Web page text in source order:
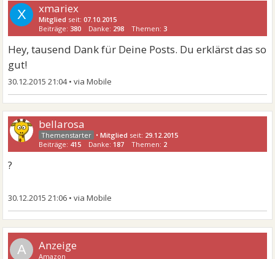
X xmariex
Mitglied seit:07.10.2015
Beiträge: 380 Danke: 298 Themen: 3
Hey, tausend Dank für Deine Posts. Du erklärst das so
gut!
30.12.2015 21:04•
bellarosa
•Mitglied seit: 29.12.2015
Beiträge: 415 Danke: 187 Themen: 2
?
30.12.2015 21:06 •
A